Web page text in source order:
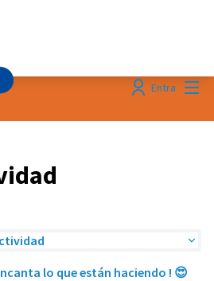
Entra
lo que están haciendo ! 😍